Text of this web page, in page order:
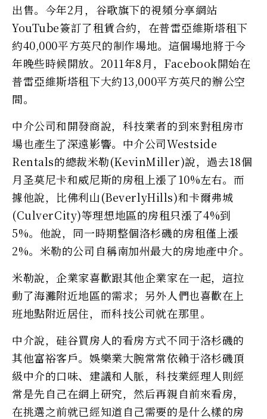
出售。今年2月，谷歌旗下的視頻分享網站
YouTube簽訂了租賃合約，在普雷亞維斯塔租下
約40,000平方英尺的制作場地。這個場地將于今
年晚些時候開放。2011年8月，Facebook開始在
普雷亞維斯塔租下大約13,000平方英尺的辦公空
間。
中介公司和開發商說，科技業者的到來對租房市
場也產生了深遠影響。中介公司Westside
Rentals的總裁米勒(KevinMiller)說，過去18個
月圣莫尼卡和威尼斯的房租上漲了10%左右。而
據他說，比佛利山(BeverlyHills)和卡爾弗城
(CulverCity)等理想地區的房租只漲了4%到
5%。他說，同一時期整個洛杉磯的房租僅上漲
2%。米勒的公司自稱南加州最大的房地產中介。
米勒說，企業家喜歡跟其他企業家在一起，這拉
動了海灘附近地區的需求；另外人們也喜歡在上
班地點附近居住，而科技公司就在那里。
中介說，硅谷買房人的看房方式不同于洛杉磯的
其他富裕客戶。娛樂業大腕常常依賴于洛杉磯頂
級中介的口味、建議和人脈，科技業經理人則經
常是先自己在網上研究，然后再親自前來看房，
在挑選之前就已經知道自己需要的是什么樣的房